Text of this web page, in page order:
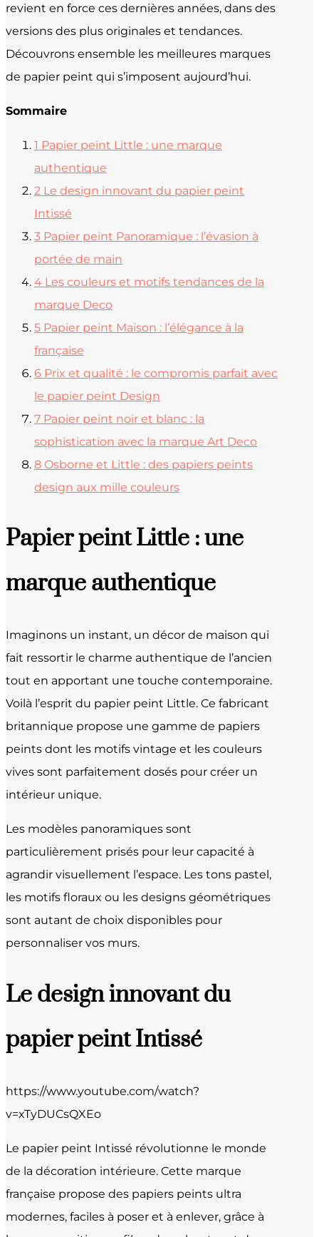
revient en force ces dernières années, dans des
versions des plus originales et tendances.
Découvrons ensemble les meilleures marques
de papier peint qui s’imposent aujourd’hui.
Sommaire
1 Papier peint Little : une marque
authentique
2 Le design innovant du papier peint
Intissé
3 Papier peint Panoramique : l’évasion à
portée de main
4 Les couleurs et motifs tendances de la
marque Deco
5 Papier peint Maison : l’élégance à la
française
6 Prix et qualité : le compromis parfait avec
le papier peint Design
7 Papier peint noir et blanc : la
sophistication avec la marque Art Deco
8 Osborne et Little : des papiers peints
design aux mille couleurs
Papier peint Little : une
marque authentique
Imaginons un instant, un décor de maison qui
fait ressortir le charme authentique de l’ancien
tout en apportant une touche contemporaine.
Voilà l’esprit du papier peint Little. Ce fabricant
britannique propose une gamme de papiers
peints dont les motifs vintage et les couleurs
vives sont parfaitement dosés pour créer un
intérieur unique.
Les modèles panoramiques sont
particulièrement prisés pour leur capacité à
agrandir visuellement l’espace. Les tons pastel,
les motifs floraux ou les designs géométriques
sont autant de choix disponibles pour
personnaliser vos murs.
Le design innovant du
papier peint Intissé
https://www.youtube.com/watch?
v=xTyDUCsQXEo
Le papier peint Intissé révolutionne le monde
de la décoration intérieure. Cette marque
française propose des papiers peints ultra
modernes, faciles à poser et à enlever, grâce à